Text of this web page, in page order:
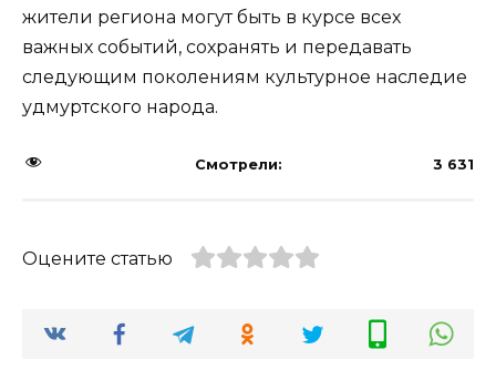
жители региона могут быть в курсе всех
важных событий, сохранять и передавать
следующим поколениям культурное наследие
удмуртского народа.
Смотрели: 3 631
Оцените статью